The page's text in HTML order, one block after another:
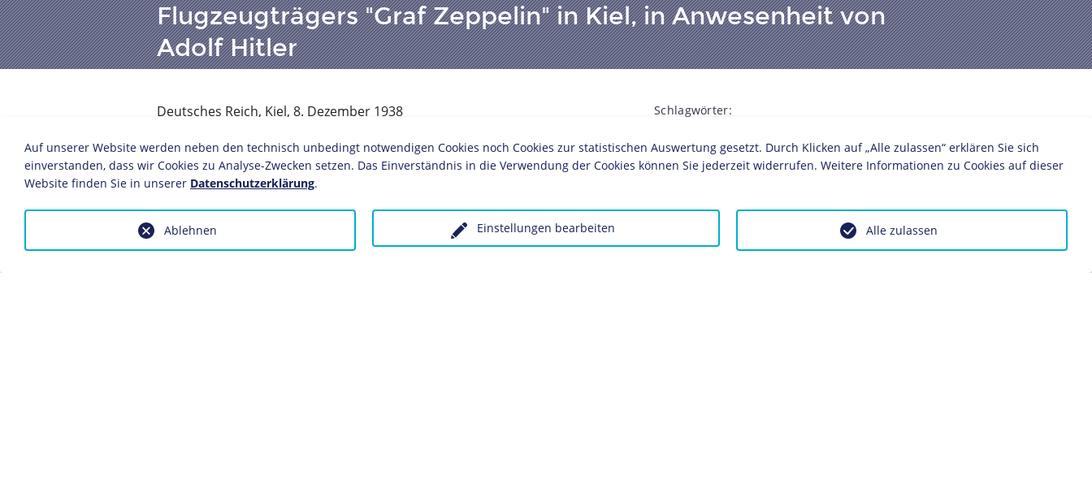
Flugzeugträgers "Graf Zeppelin" in Kiel, in Anwesenheit von
Adolf Hitler
Deutsches Reich, Kiel, 8. Dezember 1938
11,2 x 15,8 cm
Bildnachweis: Deutsches Historisches Museum, Berlin
Inv.-Nr.: BA 2011/1
Dieses Objekt ist eingebunden in folgende LeMO-Seite:
Wissenschaft, Forschung und Technik
Schlagwörter:
Nationalsozialismus Aufrüstung
Auf unserer Website werden neben den technisch unbedingt notwendigen Cookies noch Cookies zur statistischen Auswertung gesetzt. Durch Klicken auf „Alle zulassen“ erklären Sie sich
einverstanden, dass wir Cookies zu Analyse-Zwecken setzen. Das Einverständnis in die Verwendung der Cookies können Sie jederzeit widerrufen. Weitere Informationen zu Cookies auf dieser
Website finden Sie in unserer Datenschutzerklärung.
Einstellungen bearbeiten
Ablehnen Alle zulassen